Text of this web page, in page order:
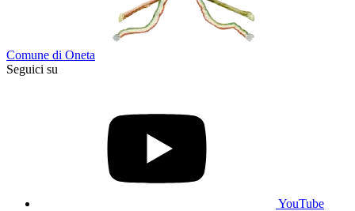
Comune di Oneta
Seguici su
YouTube